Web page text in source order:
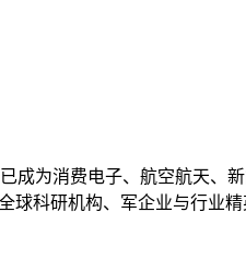
为消费电子、航空航天、
科研机构、军企业与行业